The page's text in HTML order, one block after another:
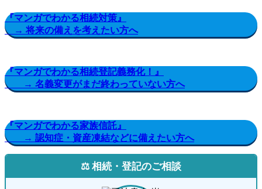
『マンガでわかる相続対策』
→ 将来の備えを考えたい方へ
『マンガでわかる相続登記義務化！』
→ 名義変更がまだ終わっていない方へ
『マンガでわかる家族信託』
→ 認知症・資産凍結などに備えたい方へ
⚖️ 相続・登記のご相談